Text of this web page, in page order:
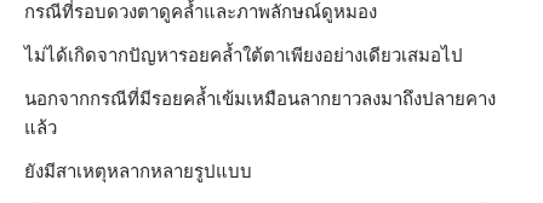
กรณีที่รอบดวงตาดูคล้ำและภาพลักษณ์ดูหมอง
ไม่ได้เกิดจากปัญหารอยคล้ำใต้ตาเพียงอย่างเดียวเสมอไป
นอกจากกรณีที่มีรอยคล้ำเข้มเหมือนลากยาวลงมาถึงปลายคาง
แล้ว
ยังมีสาเหตุหลากหลายรูปแบบ